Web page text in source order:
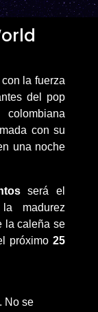
la fuerza
del pop
con su
una noche
será el
madurez
la caleña se
próximo 25
. No se